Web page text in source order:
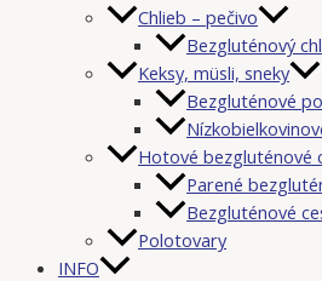
Chlieb – pečivo
Bezgluténový
Keksy, müsli, sneky
Bezgluténové
Hotové bezgluténové
Parené
Bezgluténové
Polotovary
INFO